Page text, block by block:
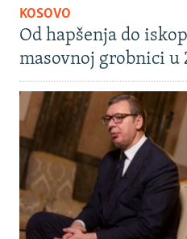
KOSOVO
Od hapšenja do
masovnoj grobnici u